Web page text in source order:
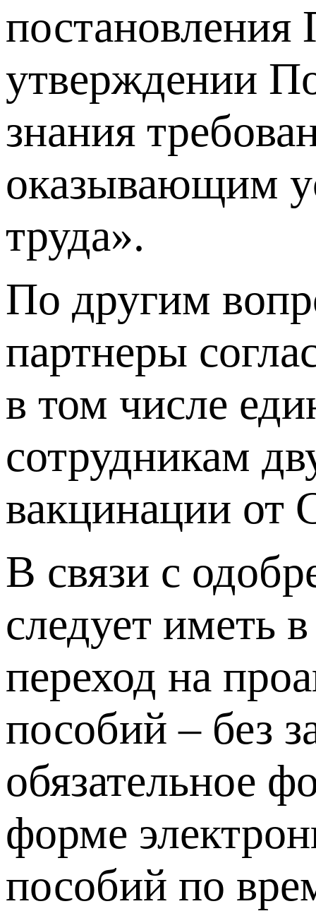
постановления
утверждении
знания
оказывающим
труда».
По другим
партнеры
в том числе
сотрудникам
вакцинации от
В связи с
следует иметь
переход на
пособий – без
обязательное
форме
пособий по